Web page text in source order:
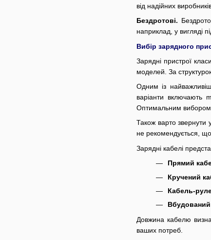
від надійних
Бездротові.
наприклад, у вигляді
Вибір зарядного
Зарядні пристрої
моделей. За
Одним із
варіанти включають
Оптимальним вибором
Також варто звернути
не рекомендується,
Зарядні кабелі
Прямий
Кручений
Кабель-
Довжина кабелю
ваших потреб.